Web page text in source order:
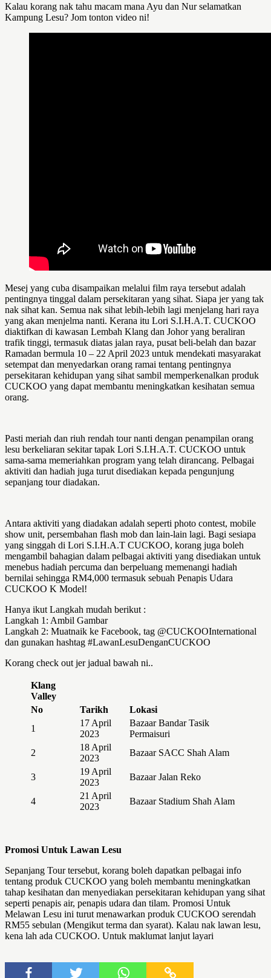
Kalau korang nak tahu macam mana Ayu dan Nur selamatkan
Kampung Lesu? Jom tonton video ni!
Mesej yang cuba disampaikan melalui film raya tersebut adalah
pentingnya tinggal dalam persekitaran yang sihat. Siapa jer yang tak
nak sihat kan. Semua nak sihat lebih-lebih lagi menjelang hari raya
yang akan menjelma nanti. Kerana itu Lori S.I.H.A.T. CUCKOO
diaktifkan di kawasan Lembah Klang dan Johor yang beraliran
trafik tinggi, termasuk diatas jalan raya, pusat beli-belah dan bazar
Ramadan bermula 10 – 22 April 2023 untuk mendekati masyarakat
setempat dan menyedarkan orang ramai tentang pentingnya
persekitaran kehidupan yang sihat sambil memperkenalkan produk
CUCKOO yang dapat membantu meningkatkan kesihatan semua
orang.
Pasti meriah dan riuh rendah tour nanti dengan penampilan orang
lesu berkeliaran sekitar tapak Lori S.I.H.A.T. CUCKOO untuk
sama-sama memeriahkan program yang telah dirancang. Pelbagai
aktiviti dan hadiah juga turut disediakan kepada pengunjung
sepanjang tour diadakan.
Antara aktiviti yang diadakan adalah seperti photo contest, mobile
show unit, persembahan flash mob dan lain-lain lagi. Bagi sesiapa
yang singgah di Lori S.I.H.A.T CUCKOO, korang juga boleh
mengambil bahagian dalam pelbagai aktiviti yang disediakan untuk
menebus hadiah percuma dan berpeluang memenangi hadiah
bernilai sehingga RM4,000 termasuk sebuah Penapis Udara
CUCKOO K Model!
Hanya ikut Langkah mudah berikut :
Langkah 1: Ambil Gambar
Langkah 2: Muatnaik ke Facebook, tag @CUCKOOInternational
dan gunakan hashtag #LawanLesuDenganCUCKOO
Korang check out jer jadual bawah ni..
Klang
Valley
No
Tarikh
Lokasi
1
17 April
2023
Bazaar Bandar Tasik
Permaisuri
2
18 April
2023
Bazaar SACC Shah Alam
3
19 April
2023
Bazaar Jalan Reko
4
21 April
2023
Bazaar Stadium Shah Alam
Promosi Untuk Lawan Lesu
Sepanjang Tour tersebut, korang boleh dapatkan pelbagai info
tentang produk CUCKOO yang boleh membantu meningkatkan
tahap kesihatan dan menyediakan persekitaran kehidupan yang sihat
seperti penapis air, penapis udara dan tilam. Promosi Untuk
Melawan Lesu ini turut menawarkan produk CUCKOO serendah
RM55 sebulan (Mengikut terma dan syarat). Kalau nak lawan lesu,
kena lah ada CUCKOO. Untuk maklumat lanjut layari